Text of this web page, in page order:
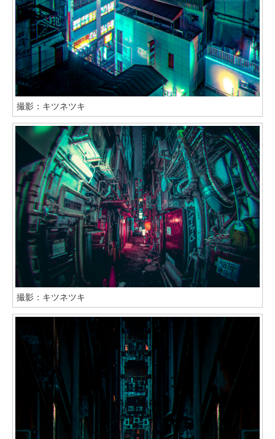
撮影：キツネツキ
撮影：キツネツキ